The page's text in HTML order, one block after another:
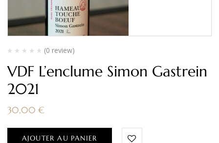
(0 review)
VDF L’enclume Simon Gastrein
2021
30,00 €
AJOUTER AU PANIER